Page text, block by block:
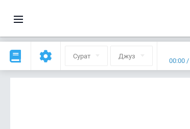
Сурат Джуз 00:00 /